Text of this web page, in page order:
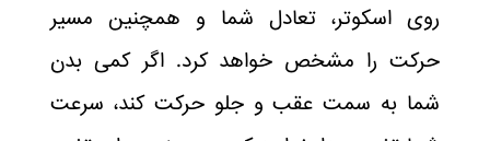
روی اسکوتر، تعادل شما و همچنین مسیر
حرکت را مشخص خواهد کرد. اگر کمی بدن
شما به سمت عقب و جلو حرکت کند، سرعت